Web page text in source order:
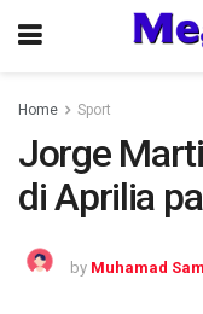
Home Sport
Jorge
di Aprilia
by Muhamad